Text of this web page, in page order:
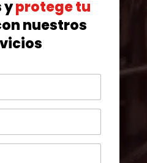
yprotege tu
nuestros